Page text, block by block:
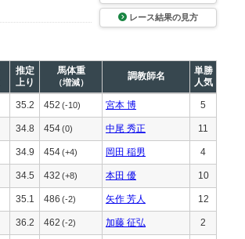
レース結果の見方
推定
上り
馬体重
（増減）
調教師名
単勝
人気
35.2 452 (-10) 宮本 博 5
34.8 454(0) 中尾 秀正 11
34.9 454(+4) 岡田 稲男 4
34.5 432 (+8) 本田 優 10
35.1 486 (-2) 矢作 芳人 12
36.2 462 (-2) 加藤 征弘 2